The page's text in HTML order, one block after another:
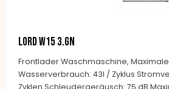
LORD W15 3.GN
Frontlader Waschmaschine,
Wasserverbrauch: 43l / Zyklus
Zyklen Schleudergeräusch: 75 dB